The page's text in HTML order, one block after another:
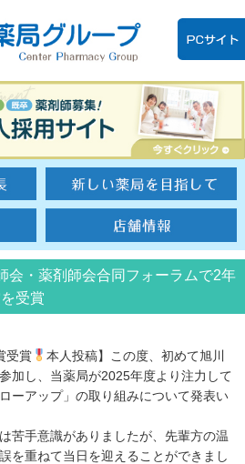
会・薬剤師会合同フォーラムで2年
受賞
受賞
本人投稿】この度、初めて旭川
加し、当薬局が2025年度より注力して
ーアップ」の取り組みについて発表い
苦手意識がありましたが、先輩方の温
を重ねて当日を迎えることができまし